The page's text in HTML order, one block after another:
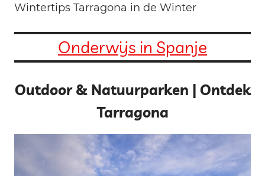
Wintertips Tarragona in de Winter
Onderwijs in Spanje
Outdoor & Natuurparken | Ontdek
Tarragona